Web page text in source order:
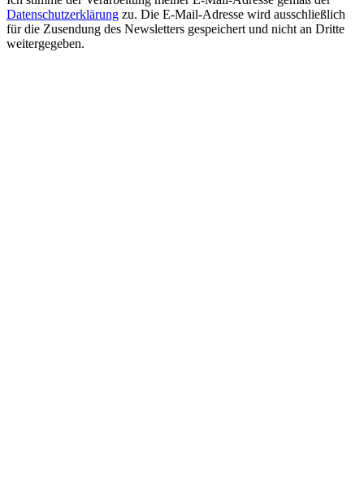
Datenschutzerklärung zu. Die E-Mail-Adresse wird ausschließlich
für die Zusendung des Newsletters gespeichert und nicht an Dritte
weitergegeben.